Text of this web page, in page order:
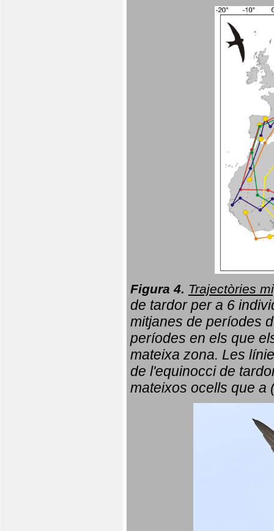
Figura 4. Trajectòries
de tardor per a 6
mitjanes de períodes
períodes en els que
mateixa zona. Les
de l'equinocci de
mateixos ocells que a